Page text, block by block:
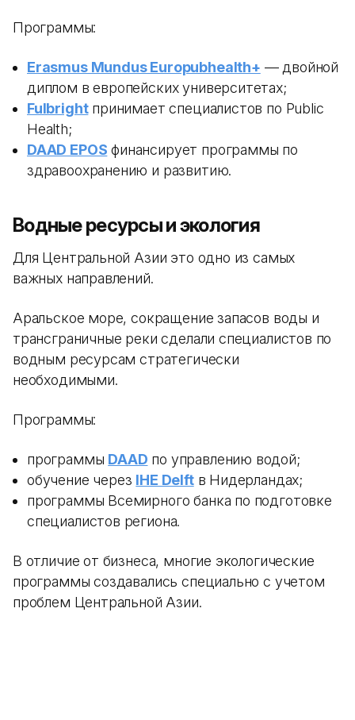
Программы:
Erasmus Mundus Europubhealth+ — двойной
диплом в европейских университетах;
Fulbrightпринимает специалистов по Public
Health;
DAAD EPOS финансирует программы по
здравоохранению и развитию.
Водные ресурсы и экология
Для Центральной Азии это одно из самых
важных направлений.
Аральское море, сокращение запасов воды и
трансграничные реки сделали специалистов по
водным ресурсам стратегически
необходимыми.
Программы:
программы DAAD по управлению водой;
обучение через IHE Delftв Нидерландах;
программы Всемирного банка по подготовке
специалистов региона.
В отличие от бизнеса, многие экологические
программы создавались специально с учетом
проблем Центральной Азии.